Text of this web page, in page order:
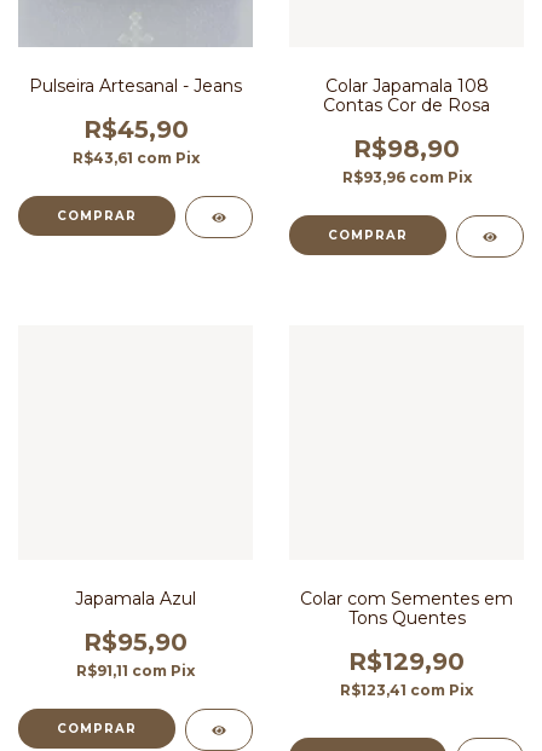
Pulseira Artesanal - Jeans
R$45,90
R$43,61 com Pix
COMPRAR
Colar Japamala 108
Contas Cor de Rosa
R$98,90
R$93,96 com Pix
Japamala Azul
R$95,90
R$91,11 com Pix
Colar com Sementes em
Tons Quentes
R$129,90
R$123,41 com Pix